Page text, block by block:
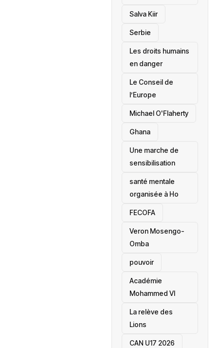
Salva Kiir
‎Serbie
Les droits humains
en danger
‎Le Conseil de
l’Europe
Michael O'Flaherty
‎Ghana
Une marche de
sensibilisation
santé mentale
organisée à Ho
‎FECOFA
Veron Mosengo-
Omba
pouvoir
Académie
Mohammed VI
La relève des
Lions
CAN U17 2026